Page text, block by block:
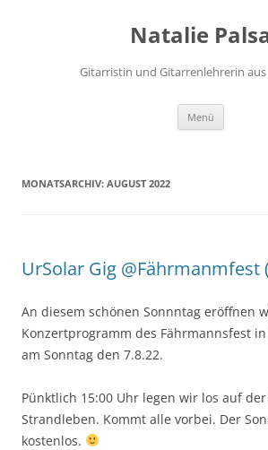
Natalie
Gitarristin und Gitarrenlehrerin
Menü
MONATSARCHIV: AUGUST 2022
UrSolar Gig @Fährmanmfest
An diesem schönen Sonnntag eröffnen
Konzertprogramm des Fährmannsfest
am Sonntag den 7.8.22.
Pünktlich 15:00 Uhr legen wir los auf
Strandleben. Kommt alle vorbei. Der
kostenlos.